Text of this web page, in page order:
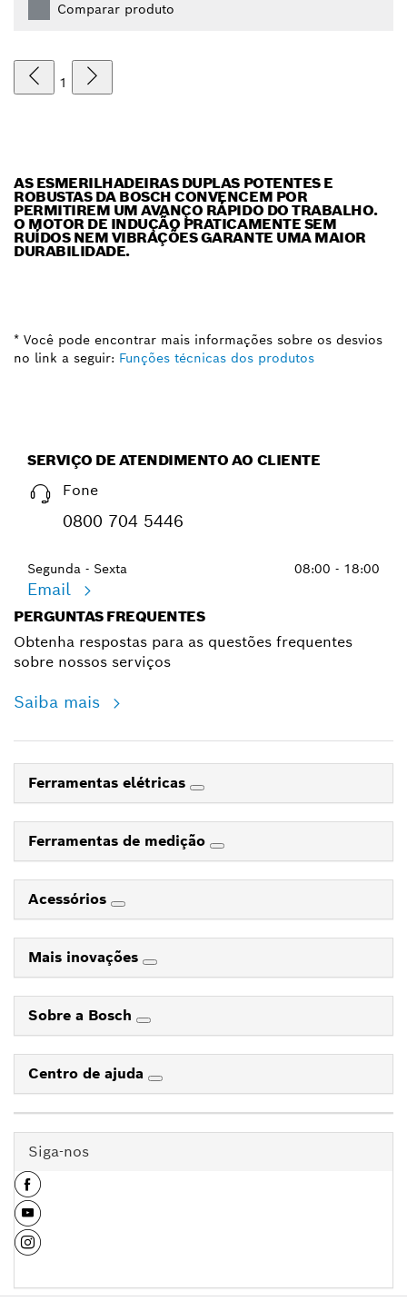
Comparar produto
1
AS ESMERILHADEIRAS DUPLAS POTENTES E
ROBUSTAS DA BOSCH CONVENCEM POR
PERMITIREM UM AVANÇO RÁPIDO DO TRABALHO.
O MOTOR DE INDUÇÃO PRATICAMENTE SEM
RUÍDOS NEM VIBRAÇÕES GARANTE UMA MAIOR
DURABILIDADE.
* Você pode encontrar mais informações sobre os desvios
no link a seguir: Funções técnicas dos produtos
SERVIÇO DE ATENDIMENTO AO CLIENTE
Fone
0800 704 5446
Segunda - Sexta 08:00 - 18:00
Email
PERGUNTAS FREQUENTES
Obtenha respostas para as questões frequentes
sobre nossos serviços
Saiba mais
Ferramentas elétricas
Ferramentas de medição
Acessórios
Mais inovações
Sobre a Bosch
Centro de ajuda
Siga-nos